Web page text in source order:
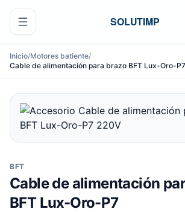
Ir al contenido
SOLUTIMP
Inicio/Motores batiente/
Cable de alimentación para brazo BFT Lux-Oro-P7
BFT
Cable de alimentación
BFT Lux-Oro-P7